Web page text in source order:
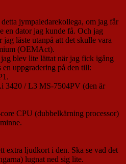
jympaledarekollega, om jag får
en dator jag kunde få. Och jag
jag läste utanpå att det skulle vara
(OEMAct).
blev lite lättat när jag fick igång
en uppgradering på den till:
3420 / L3 MS-7504PV (den är
CPU (dubbelkärning processor)
extra ljudkort i den. Ska se vad det
lugnat ned sig lite.